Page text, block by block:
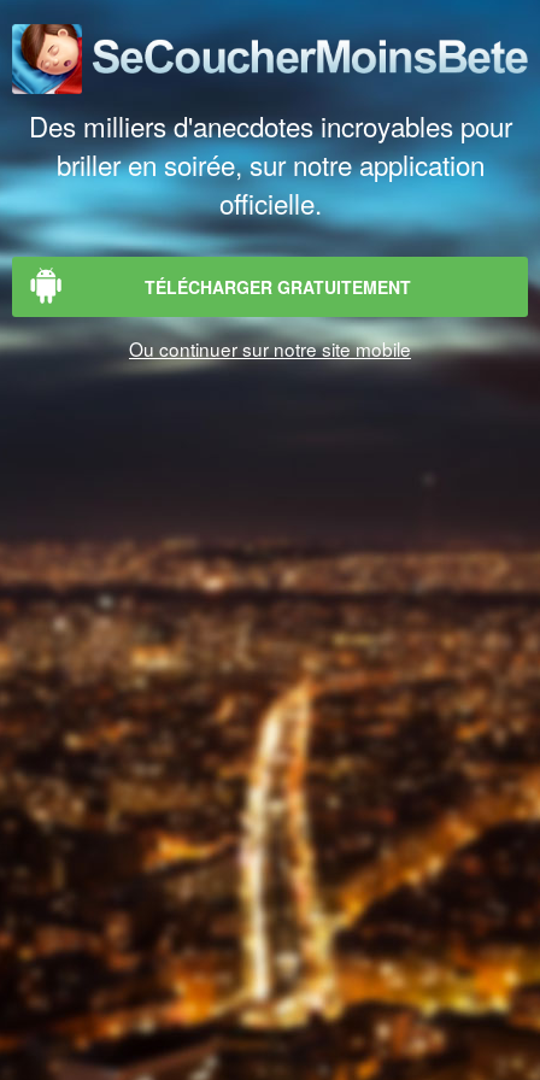
Des milliers d'anecdotes incroyables pour
briller en soirée, sur notre application
officielle.
TÉLÉCHARGER GRATUITEMENT
Ou continuer sur notre site mobile